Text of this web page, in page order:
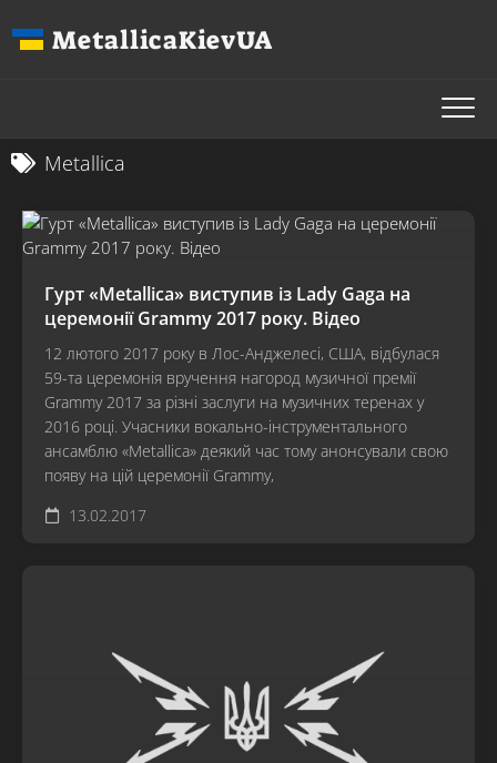
до
MetallicaKievUA
Metallica
Гурт «Metallica» виступив із Lady Gaga на
церемонії Grammy 2017 року. Відео
12 лютого 2017 року в Лос-Анджелесі, США, відбулася
59-та церемонія вручення нагород музичної премії
Grammy 2017 за різні заслуги на музичних теренах у
2016 році. Учасники вокально-інструментального
ансамблю «Metallica» деякий час тому анонсували свою
появу на цій церемонії Grammy,
13.02.2017